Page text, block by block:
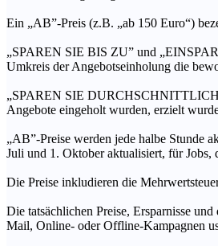
Ein „AB”-Preis (z.B. „ab 150 Euro“)
„SPAREN SIE BIS ZU” und
Umkreis der Angebotseinholung die
„SPAREN SIE
Angebote eingeholt wurden, erzielt
„AB”-Preise werden jede halbe Stunde
Juli und 1. Oktober aktualisiert, für Jobs,
Die Preise inkludieren die
Die tatsächlichen Preise, Ersparnisse
Mail, Online- oder Offline-Kampagnen